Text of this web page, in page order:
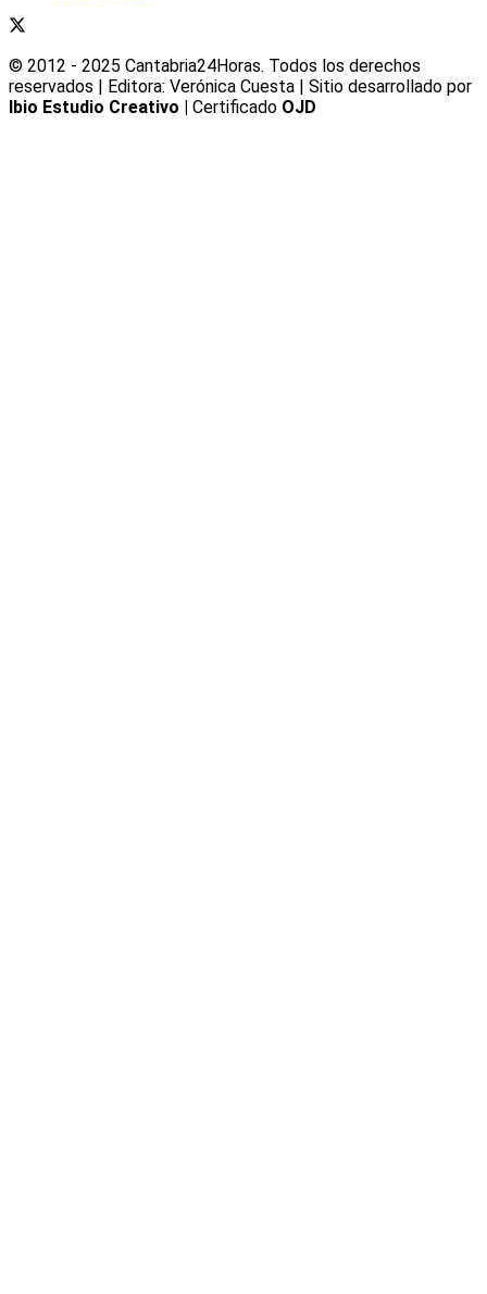
© 2012 - 2025 Cantabria24Horas. Todos los derechos
reservados | Editora: Verónica Cuesta | Sitio desarrollado por
Ibio Estudio Creativo | Certificado OJD